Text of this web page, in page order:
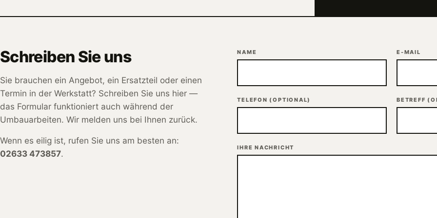
Schreiben Sie uns
Sie brauchen ein Angebot, ein Ersatzteil oder einen
Termin in der Werkstatt? Schreiben Sie uns hier —
das Formular funktioniert auch während der
Umbauarbeiten. Wir melden uns bei Ihnen zurück.
Wenn es eilig ist, rufen Sie uns am besten an:
02633 473857.
NAME E-MAIL
TELEFON (OPTIONAL) BETREFF
IHRE NACHRICHT